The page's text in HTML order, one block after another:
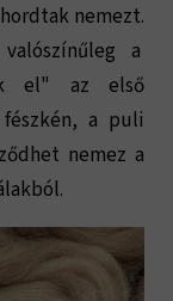
nemezt.
a
el" az első
a puli
nemez a